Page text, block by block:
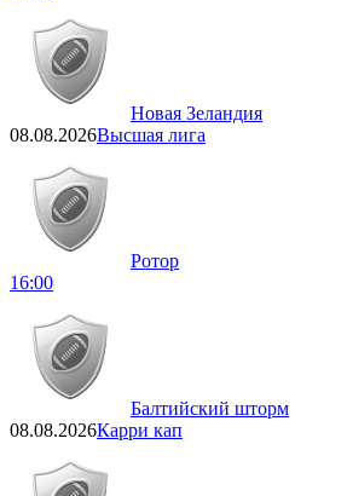
Новая Зеландия
08.08.2026Высшая лига
Ротор
16:00
Балтийский шторм
08.08.2026Карри кап